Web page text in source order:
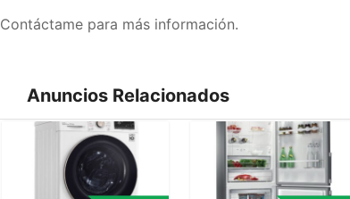
Contáctame para más información.
Anuncios Relacionados